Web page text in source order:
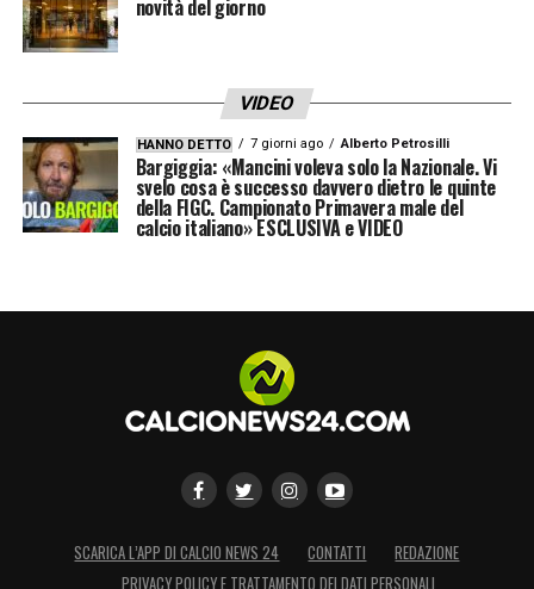
novità del giorno
VIDEO
HANNO DETTO 7 giorni ago Alberto Petrosilli
Bargiggia: «Mancini voleva solo la Nazionale. Vi
svelo cosa è successo davvero dietro le quinte
della FIGC. Campionato Primavera male del
calcio italiano» ESCLUSIVA e VIDEO
SCARICA L’APP DI CALCIO NEWS 24 CONTATTI
REDAZIONE
PRIVACY POLICY E TRATTAMENTO DEI DATI PERSONALI